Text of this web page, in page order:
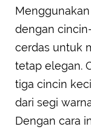
dengan
cerdas untuk
tetap elegan.
tiga cincin
dari segi
Dengan cara